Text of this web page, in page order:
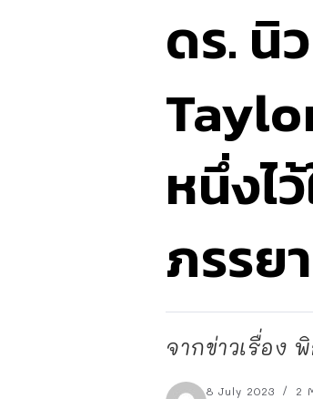
ดร. นิ
หนึ่งไ
ภรรย
จากข่าวเรื่อง
8 July 2023 2